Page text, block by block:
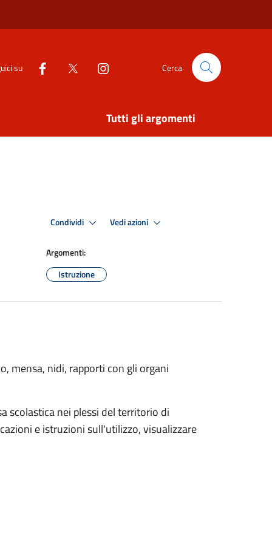
su Cerca
Tutti gli argomenti
Condividi Vedi azioni
Argomenti:
Istruzione
mensa, nidi, rapporti con gli organi
scolastica nei plessi del territorio di
e istruzioni sull'utilizzo, visualizzare